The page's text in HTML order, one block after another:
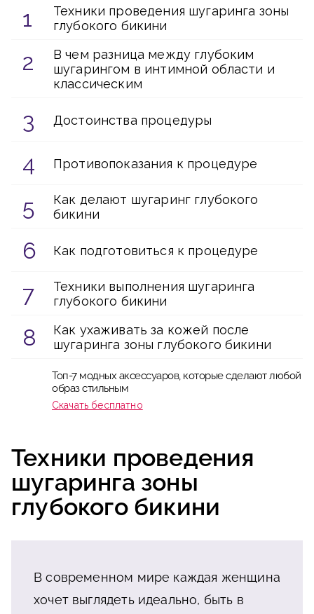
Техники проведения шугаринга зоны
глубокого бикини
В чем разница между глубоким
шугарингом в интимной области и
классическим
Достоинства процедуры
Противопоказания к процедуре
Как делают шугаринг глубокого
бикини
Как подготовиться к процедуре
Техники выполнения шугаринга
глубокого бикини
Как ухаживать за кожей после
шугаринга зоны глубокого бикини
Топ-7 модных аксессуаров, которые сделают любой
образ стильным
Скачать бесплатно
Техники проведения
шугаринга зоны
глубокого бикини
В современном мире каждая женщина
хочет выглядеть идеально, быть в